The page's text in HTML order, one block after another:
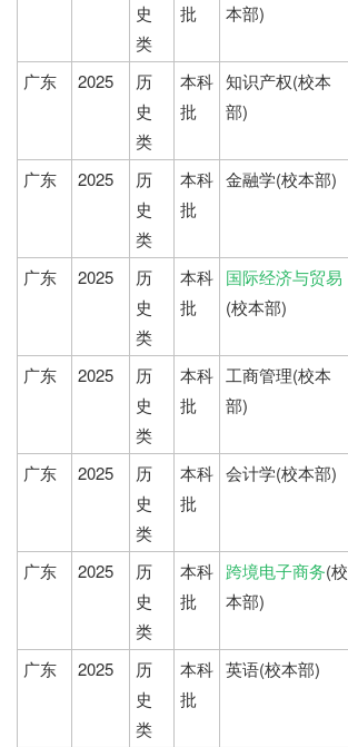
史
类
批
本部)
广东 2025
历
史
类
本科
批
知识产权(校本
部)
广东 2025
历
史
类
本科
批
金融学(校本部)
广东 2025
历
史
类
本科
批
国际经济与贸易
(校本部)
广东 2025
历
史
类
本科
批
工商管理(校本
部)
广东 2025
历
史
类
本科
批
会计学(校本部)
广东 2025
历
史
类
本科
批
跨境电子商务(校
本部)
广东 2025
历
史
类
本科
批
英语(校本部)